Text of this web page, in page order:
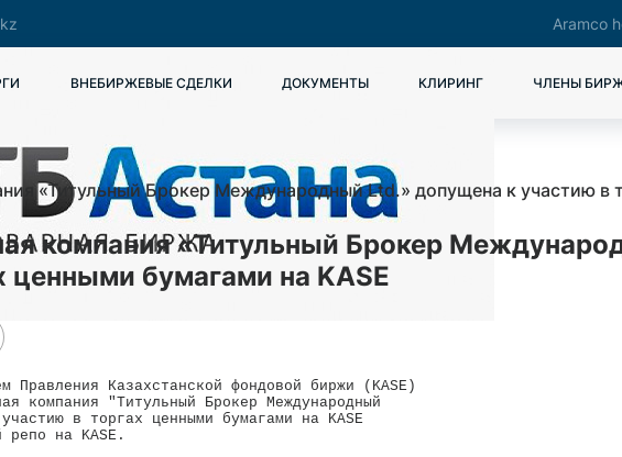
Aramco
ВНЕБИРЖЕВЫЕ СДЕЛКИ ДОКУМЕНТЫ КЛИРИНГ ЧЛЕНЫ
«Титульный Брокер Международный Ltd.» допущена к участию в
компания «Титульный Брокер
ценными бумагами на KASE
Казахстанской фондовой биржи (KASE)
компания "Титульный Брокер Международный
в торгах ценными бумагами на KASE
репо на KASE.